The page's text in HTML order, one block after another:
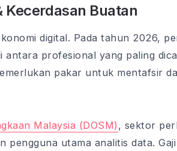
Kecerdasan Buatan
digital. Pada tahun 2026,
antara profesional yang paling
pakar untuk mentafsir
Malaysia (DOSM), sektor
pengguna utama analitis data.